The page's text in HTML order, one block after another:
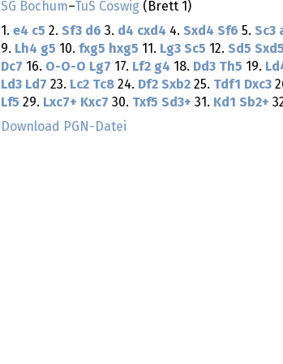
SG Bochum–TuS Coswig (Brett 1)
1. e4 c5 2. Sf3 d6 3. d4 cxd4 4. Sxd4 Sf6 5. Sc3
9. Lh4 g5 10. fxg5 hxg5 11. Lg3 Sc5 12. Sd5
Dc7 16. O-O-O Lg7 17. Lf2 g4 18. Dd3 Th5 19.
Ld3 Ld7 23. Lc2 Tc8 24. Df2 Sxb2 25. Tdf1 Dxc3
Lf5 29. Lxc7+ Kxc7 30. Txf5 Sd3+ 31. Kd1 Sb2+
Download PGN-Datei